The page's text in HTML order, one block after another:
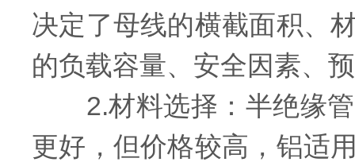
决定了母线的横截面积、
的负载容量、安全因素、
2.材料选择：半绝缘管
更好，但价格较高，铝适